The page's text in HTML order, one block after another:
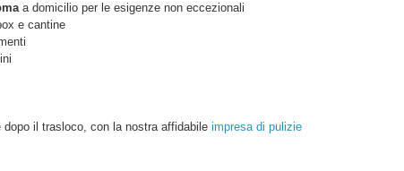
a domicilio per le esigenze non eccezionali
e cantine
dopo il trasloco, con la nostra affidabile impresa di pulizie